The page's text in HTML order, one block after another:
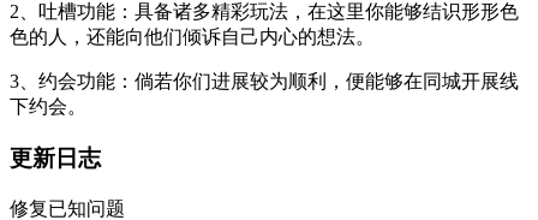
2、吐槽功能：具备诸多精彩玩法，在这里你能够结识形形色
色的人，还能向他们倾诉自己内心的想法。
3、约会功能：倘若你们进展较为顺利，便能够在同城开展线
下约会。
更新日志
修复已知问题